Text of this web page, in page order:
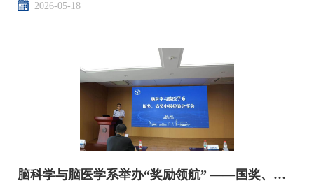
2026-05-18
脑科学与脑医学系举办“奖励领航” ——国奖、省奖申报经验分享会